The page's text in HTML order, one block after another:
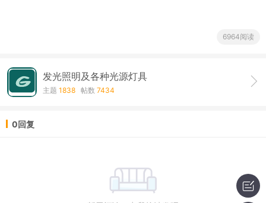
6964阅读
发光照明及各种光源灯具
主题 1838 帖数 7434
0回复